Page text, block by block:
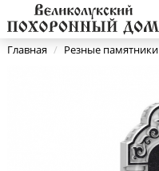
Главная / Резные памятники